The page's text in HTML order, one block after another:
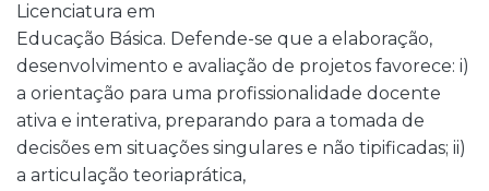
Licenciatura em
Educação Básica. Defende-se que a elaboração,
desenvolvimento e avaliação de projetos favorece: i)
a orientação para uma profissionalidade docente
ativa e interativa, preparando para a tomada de
decisões em situações singulares e não tipificadas; ii)
a articulação teoriaprática,